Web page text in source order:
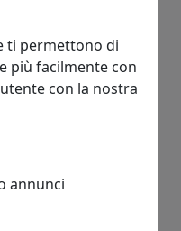
ti permettono di
più facilmente con
con la nostra
annunci